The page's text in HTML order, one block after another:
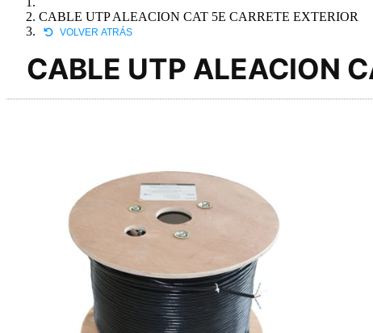
CABLE UTP ALEACION CAT 5E CARRETE EXTERIOR
VOLVER ATRÁS
CABLE UTP ALEACION